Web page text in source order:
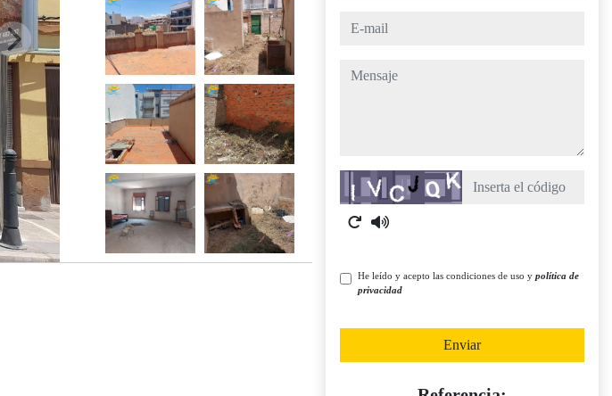
e-mail
mensaje
Captcha
He leído y acepto las condiciones de uso y política de
privacidad
Enviar